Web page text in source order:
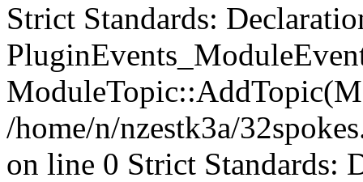
Strict Standards:
/home/n/nzestk3a/
on line 0 Strict Standards: